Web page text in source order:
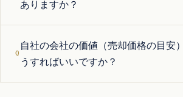
ありますか？
自社の会社の価値（売却価格の目安
うすればいいですか？